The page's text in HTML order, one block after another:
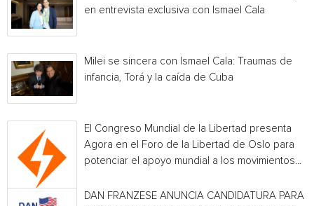
en entrevista exclusiva con Ismael Cala
Milei se sincera con Ismael Cala: Traumas de
infancia, Torá y la caída de Cuba
El Congreso Mundial de la Libertad presenta
Agora en el Foro de la Libertad de Oslo para
potenciar el apoyo mundial a los movimientos...
DAN FRANZESE ANUNCIA CANDIDATURA PARA